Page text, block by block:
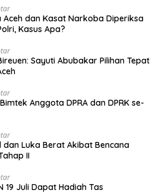
dan Kasat Narkoba Diperiksa
Kasus Apa?
Sayuti Abubakar Pilihan Tepat
Anggota DPRA dan DPRK se-
dan Luka Berat Akibat Bencana
II
19 Juli Dapat Hadiah Tas